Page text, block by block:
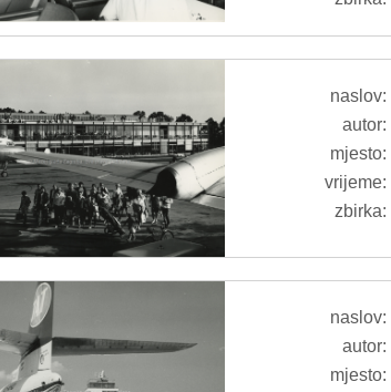
naslov:
autor:
mjesto:
vrijeme:
zbirka:
naslov:
autor:
mjesto: